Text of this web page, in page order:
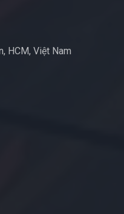
HCM, Việt Nam